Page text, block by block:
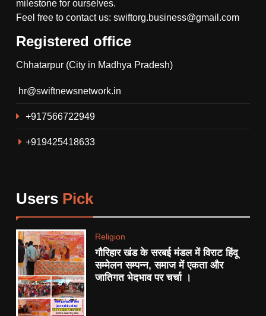
milestone for ourselves.
Feel free to contact us: swiftorg.business@gmail.com
Registered office
Chhatarpur (City in Madhya Pradesh)
hr@swiftnewsnetwork.in
+917566722949
+919425418633
Users Pick
Religion
गौरिहार खंड के सरबई मंडल में विराट हिंदू
सम्मेलन सम्पन्न, समाज में एकता और
जातिगत भेदभाव पर चर्चा ।
गौरिहार खंड के सरबई मंडल में विराट
और जातिगत भेदभाव पर चर्चा ।
बसाने की योजना।
POLITICS
8